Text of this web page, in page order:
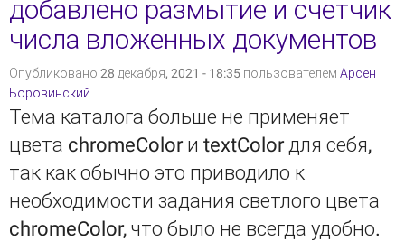
добавлено размытие и счетчик
числа вложенных документов
Опубликовано 28 декабря, 2021 - 18:35 пользователем Арсен
Боровинский
Тема каталога больше не применяет
цвета chromeColor и textColor для себя,
так как обычно это приводило к
необходимости задания светлого цвета
chromeColor, что было не всегда удобно.